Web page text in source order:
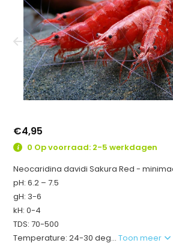
€4,95
0 Op voorraad: 2-5 werkdagen
Neocaridina davidi Sakura Red -
pH: 6.2 – 7.5
gH: 3-6
kH: 0-4
TDS: 70-500
Temperature: 24-30 deg...Toon meer